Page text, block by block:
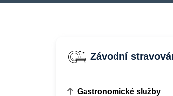
Závodní
Gastronomické služby